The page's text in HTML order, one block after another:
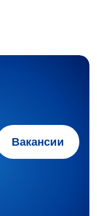
Вакансии